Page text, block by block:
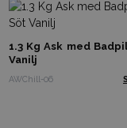
1.3 Kg Ask med
Vanilj
AWChill-06